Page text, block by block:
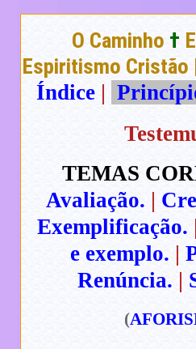
O Caminho †
Espiritismo Cristão
Índice |
TEMAS
Avaliação. |
Exemplificação. |
e exemplo. |
Renúncia. |
(